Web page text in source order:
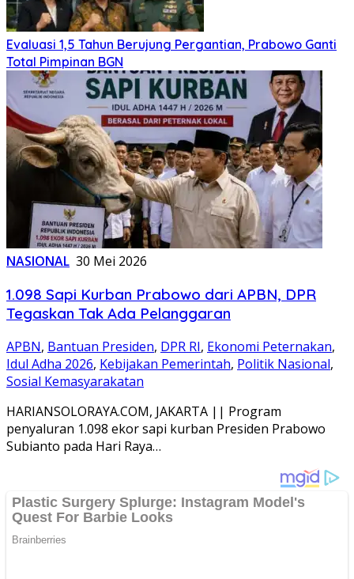
Evaluasi 1,5 Tahun Berujung Pergantian, Prabowo Ganti
Total Pimpinan BGN
NASIONAL 30 Mei 2026
1.098 Sapi Kurban Prabowo dari APBN, DPR
Tegaskan Tak Ada Pelanggaran
APBN, Bantuan Presiden, DPR RI, Ekonomi Peternakan,
Idul Adha 2026, Kebijakan Pemerintah, Politik Nasional,
Sosial Kemasyarakatan
HARIANSOLORAYA.COM, JAKARTA || Program
penyaluran 1.098 ekor sapi kurban Presiden Prabowo
Subianto pada Hari Raya…